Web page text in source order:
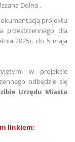
Dolna .
projektu
przestrzennego dla
2025r. do 5 maja
w projekcie
odbędzie się
Urzędu Miasta
linkiem: